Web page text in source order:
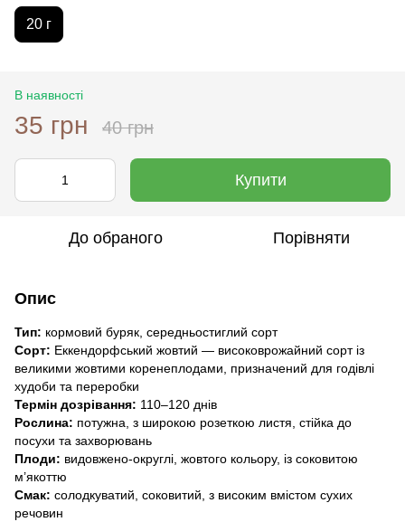
20 г
В наявності
35 грн 40 грн
Купити
До обраного Порівняти
Опис
Тип: кормовий буряк, середньостиглий сорт
Сорт: Еккендорфський жовтий — високоврожайний сорт із
великими жовтими коренеплодами, призначений для годівлі
худоби та переробки
Термін дозрівання: 110–120 днів
Рослина: потужна, з широкою розеткою листя, стійка до
посухи та захворювань
Плоди: видовжено-округлі, жовтого кольору, із соковитою
м’якоттю
Смак: солодкуватий, соковитий, з високим вмістом сухих
речовин